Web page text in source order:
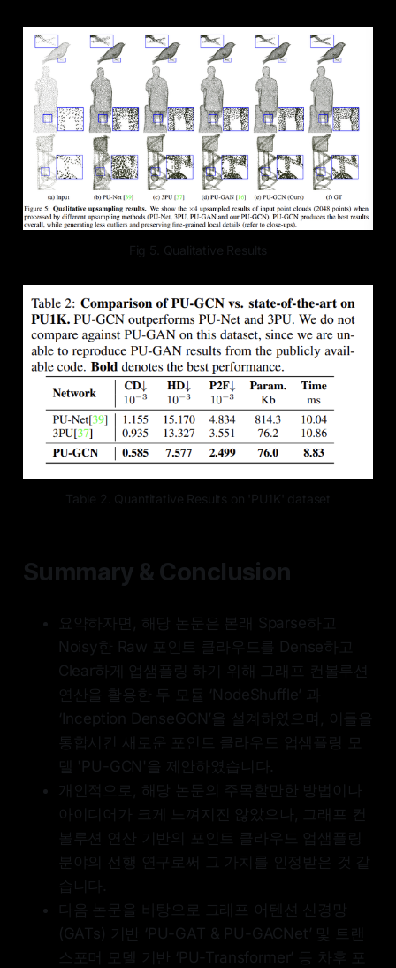
Fig 5. Qualitative Results
Table 2. Quantitative Results on 'PU1K' dataset
Summary & Conclusion
요약하자면, 해당 논문은 본래 Sparse하고
Noisy한 Raw 포인트 클라우드를 Dense하고
Clear하게 업샘플링 하기 위해 그래프 컨볼루션
연산을 활용한 두 모듈 ‘NodeShuffle’ 과
‘Inception DenseGCN’을 설계하였으며, 이들을
통합시킨 새로운 포인트 클라우드 업샘플링 모
델 'PU-GCN'을 제안하였습니다.
개인적으로, 해당 논문의 주목할만한 방법이나
아이디어가 크게 느껴지진 않았으나, 그래프 컨
볼루션 연산 기반의 포인트 클라우드 업샘플링
분야의 선행 연구로써 그 가치를 인정받은 것 같
습니다.
다음 논문을 바탕으로 그래프 어텐션 신경망
(GATs) 기반 ‘PU-GAT & PU-GACNet’ 및 트랜
스포머 모델 기반 ‘PU-Transformer’ 등 차후 포